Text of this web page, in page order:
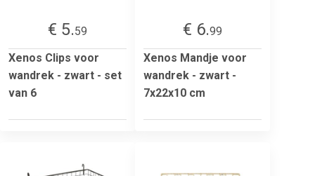
€ 5.59
Xenos Clips voor
wandrek - zwart - set
van 6
€ 6.99
Xenos Mandje voor
wandrek - zwart -
7x22x10 cm